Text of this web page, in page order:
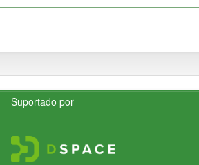
Suportado por